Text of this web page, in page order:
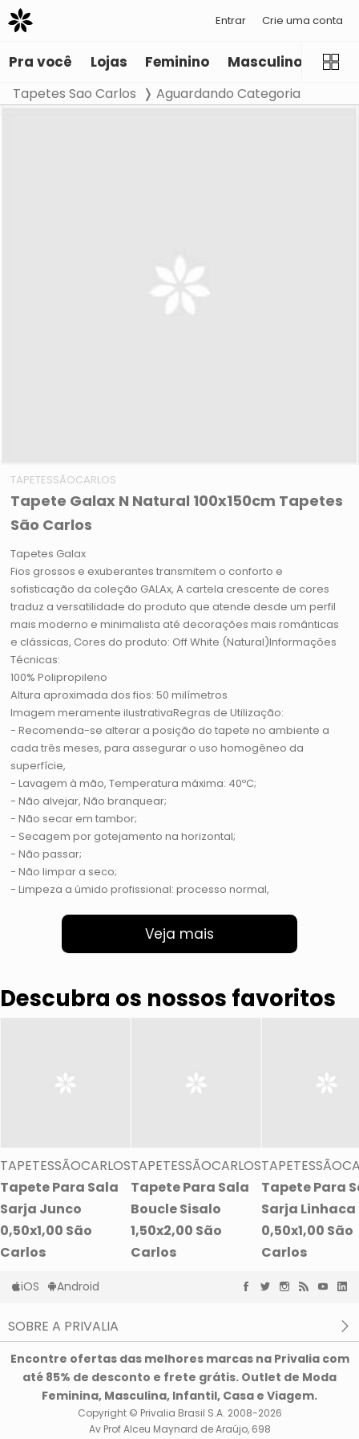
Entrar Crie uma conta
Pra você Lojas Feminino Masculino
Tapetes Sao Carlos Aguardando Categoria
TAPETESSÃOCARLOS
Tapete Galax N Natural 100x150cm Tapetes
São Carlos
Tapetes Galax
Fios grossos e exuberantes transmitem o conforto e
sofisticação da coleção GALAx, A cartela crescente de cores
traduz a versatilidade do produto que atende desde um perfil
mais moderno e minimalista até decorações mais românticas
e clássicas, Cores do produto: Off White (Natural)Informações
Técnicas:
100% Polipropileno
Altura aproximada dos fios: 50 milímetros
Imagem meramente ilustrativaRegras de Utilização:
- Recomenda-se alterar a posição do tapete no ambiente a
cada três meses, para assegurar o uso homogêneo da
superfície,
- Lavagem à mão, Temperatura máxima: 40ºC;
- Não alvejar, Não branquear;
- Não secar em tambor;
- Secagem por gotejamento na horizontal;
- Não passar;
- Não limpar a seco;
- Limpeza a úmido profissional: processo normal,
Veja mais
Descubra os nossos favoritos
TAPETESSÃOCARLOS
Tapete Para Sala
Sarja Junco
0,50x1,00 São
Carlos
TAPETESSÃOCARLOS
Tapete Para Sala
Boucle Sisalo
1,50x2,00 São
Carlos
Tapete Para
Sarja Linhaca
0,50x1,00 São
Carlos
iOS Android
SOBRE A PRIVALIA
Privacidade e Cookies
Condições de uso
Encontre ofertas das melhores marcas na Privalia com
até 85% de desconto e frete grátis. Outlet de Moda
Feminina, Masculina, Infantil, Casa e Viagem.
Copyright © Privalia Brasil S.A. 2008-2026
Av Prof Alceu Maynard de Araújo, 698